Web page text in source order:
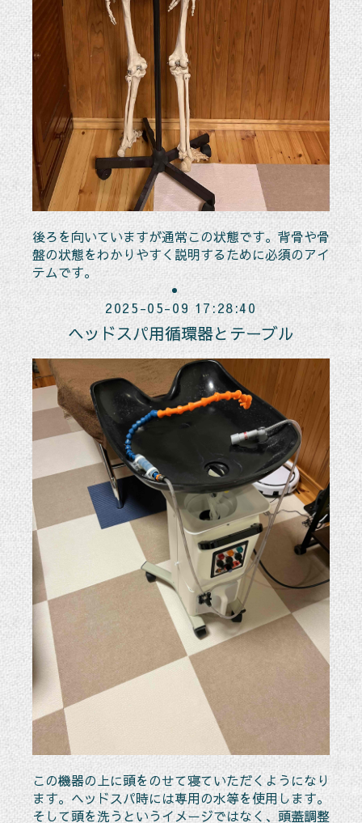
後ろを向いていますが通常この状態です。背骨や骨
盤の状態をわかりやすく説明するために必須のアイ
テムです。
2025-05-09 17:28:40
ヘッドスパ用循環器とテーブル
この機器の上に頭をのせて寝ていただくようになり
ます。ヘッドスパ時には専用の水等を使用します。
そして頭を洗うというイメージではなく、頭蓋調整